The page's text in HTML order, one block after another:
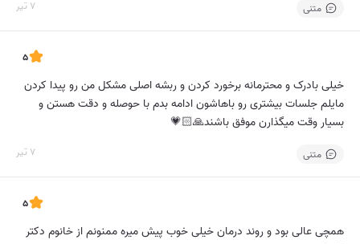
متنی 7 تیر
5
خیلی بادرک و محترمانه برخورد کردن و ربشه اصلی مشکل من رو پیدا کردن
مایلم جلسات بیشتری رو باهاشون ادامه بدم با حوصله و دقت هستن و
بسیار وقت میگذارن موفق باشند🙏🏻💗
متنی 7 تیر
5
همچی عالی بود و روند درمان خیلی خوب پیش میره ممنونم از خانوم دکتر